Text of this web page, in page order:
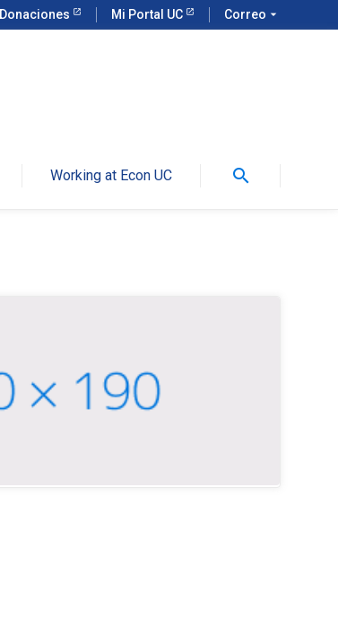
Donaciones Mi Portal UC Correo arrow_drop_down
Working at Econ UC search